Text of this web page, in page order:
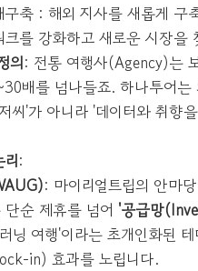
구축 : 해외 지사를 새롭게
크를 강화하고 새로운 시장을
의: 전통 여행사(Agency)는
배를 넘나들죠. 하나투어
씨'가 아니라 '데이터와 취향
:
: 마이리얼트립의 안마
순 제휴를 넘어 '공급망
닝 여행'이라는 초개인화된
in) 효과를 노립니다.